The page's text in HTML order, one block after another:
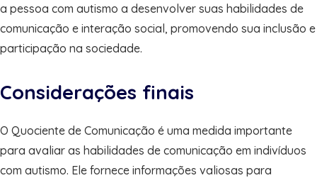
a pessoa com autismo a desenvolver suas habilidades de
comunicação e interação social, promovendo sua inclusão e
participação na sociedade.
Considerações finais
O Quociente de Comunicação é uma medida importante
para avaliar as habilidades de comunicação em indivíduos
com autismo. Ele fornece informações valiosas para